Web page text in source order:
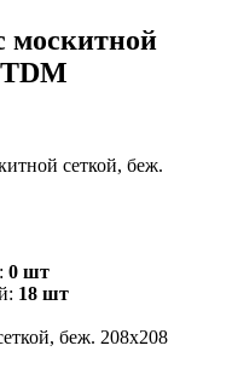
москитной
TDM
0 шт
18 шт
беж. 208х208